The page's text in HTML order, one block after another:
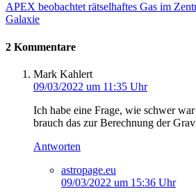
APEX beobachtet rätselhaftes Gas im
Galaxie
2 Kommentare
Mark Kahlert
09/03/2022 um 11:35 Uhr
Ich habe eine Frage, wie schwer
brauch das zur Berechnung der
Antworten
astropage.eu
09/03/2022 um 15:36 Uhr